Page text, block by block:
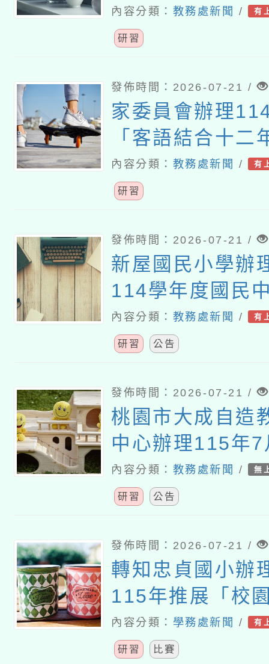
演說及演說組選
營」
內容分類： 教務處新聞 / 有
研習
發佈時間：2026-07-21 /
家委員會辦理
「客語結合十二
課程」及「客語
（國民中學及小
內容分類： 教務處新聞 / 有
研習
發佈時間：2026-07-21 /
新屋國民小學辦
114學年度國民
語文（客語文）
師認證計畫」
內容分類： 教務處新聞 / 有
研習 公告
發佈時間：2026-07-21 /
桃園市大成自造
中心辦理115年
習
內容分類： 教務處新聞 / 無
研習 公告
發佈時間：2026-07-21 /
轉知忠貞國小辦
115年推展「校
活」教 案徵選
內容分類： 學務處新聞 / 有
研習 比賽